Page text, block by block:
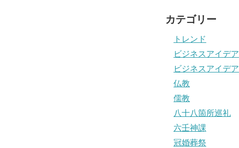
カテゴリー
トレンド
ビジネスアイデア
ビジネスアイデア
仏教
儒教
八十八箇所巡礼
六壬神課
冠婚葬祭